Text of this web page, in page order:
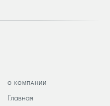
О КОМПАНИИ
Главная